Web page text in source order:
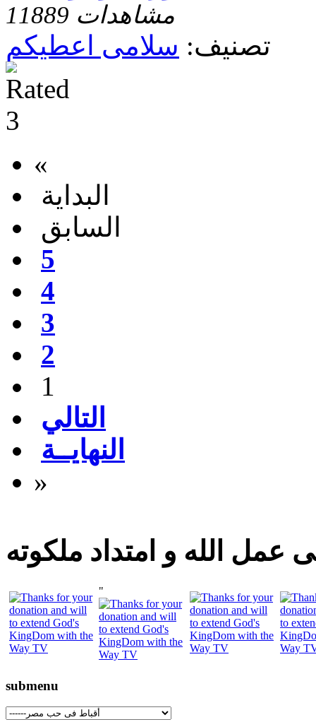
11889 مشاهدات
تصنيف: سلامى اعطيكم
«
البداية
السابق
5
4
3
2
1
التالي
النهايــة
»
عمل الله و امتداد ملكوته
"
submenu